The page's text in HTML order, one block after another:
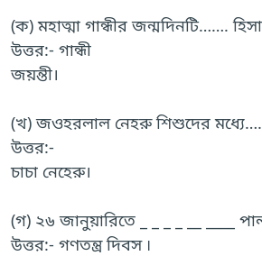
(ক) মহাত্মা গান্ধীর জন্মদিনটি…….
উত্তর:- গান্ধী
জয়ন্তী।
(খ) জওহরলাল নেহরু শিশুদের
উত্তর:-
চাচা নেহেরু।
(গ) ২৬ জানুয়ারিতে _ _ _ _ __ ____
উত্তর:- গণতন্ত্র দিবস ৷